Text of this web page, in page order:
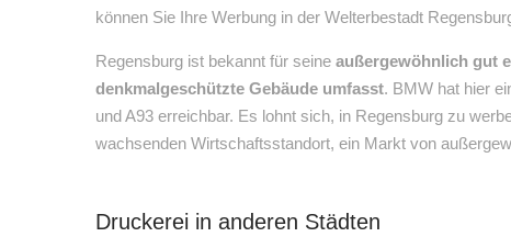
können Sie Ihre Werbung in der Welterbestadt
Regensburg ist bekannt für seine außergewöhnlich gut
denkmalgeschützte Gebäude umfasst. BMW hat hier
und A93 erreichbar. Es lohnt sich, in Regensburg zu
wachsenden Wirtschaftsstandort, ein Markt von
Druckerei in anderen Städten